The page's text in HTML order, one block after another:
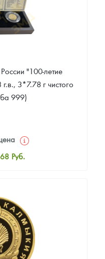
"100-летие
3*7.78 г чистого
999)
Руб.